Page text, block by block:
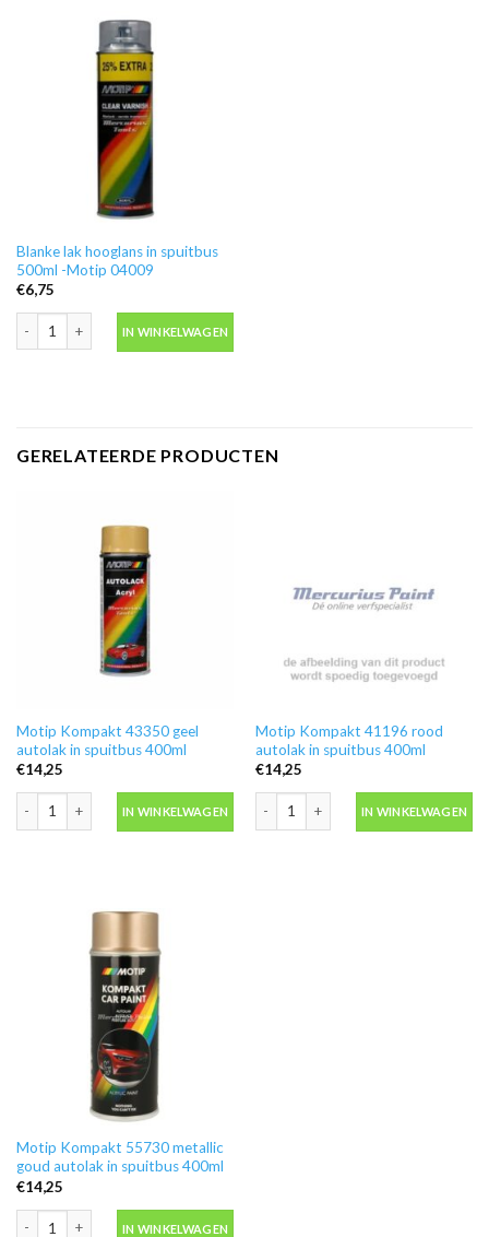
Blanke lak hooglans in spuitbus
500ml -Motip 04009
€6,75
Blanke lak hooglans in spuitbus 500ml -Motip 04009 aantal
IN WINKELWAGEN
GERELATEERDE PRODUCTEN
Motip Kompakt 43350 geel
autolak in spuitbus 400ml
€14,25
Motip Kompakt 43350 geel autolak in spuitbus 400ml aantal
IN WINKELWAGEN
Motip Kompakt 41196 rood
autolak in spuitbus 400ml
€14,25
Motip Kompakt 41196 rood autolak
IN WINKELWAGEN
Motip Kompakt 55730 metallic
goud autolak in spuitbus 400ml
€14,25
IN WINKELWAGEN